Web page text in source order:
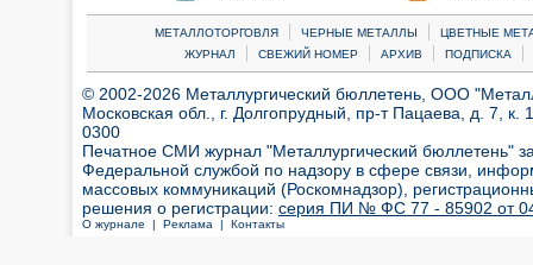
МЕТАЛЛОТОРГОВЛЯ | ЧЕРНЫЕ МЕТАЛЛЫ |
ЦВЕТНЫЕ
ЖУРНАЛ
| СВЕЖИЙ НОМЕР | АРХИВ | ПОДПИСКА |
© 2002-2026 Металлургический бюллетень, ООО
Московская обл., г. Долгопрудный, пр-т Пацаева, д. 7,
0300
Печатное СМИ журнал "Металлургический бюллетень"
Федеральной службой по надзору в сфере связи,
массовых коммуникаций (Роскомнадзор),
решения о регистрации: серия ПИ № ФС 77 - 85902 от 04
О журнале | Реклама | Контакты